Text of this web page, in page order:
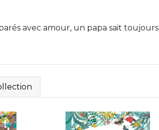
avec amour, un papa sait toujours